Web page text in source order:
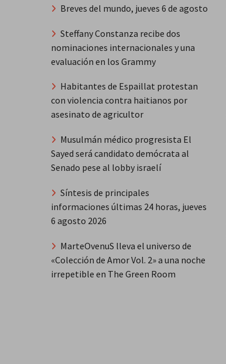
Breves del mundo, jueves 6 de agosto
Steffany Constanza recibe dos
nominaciones internacionales y una
evaluación en los Grammy
Habitantes de Espaillat protestan
con violencia contra haitianos por
asesinato de agricultor
Musulmán médico progresista El
Sayed será candidato demócrata al
Senado pese al lobby israelí
Síntesis de principales
informaciones últimas 24 horas, jueves
6 agosto 2026
MarteOvenuS lleva el universo de
«Colección de Amor Vol. 2» a una noche
irrepetible en The Green Room